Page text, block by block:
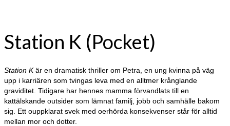
Station K (Pocket)
Station Kär en dramatisk thriller om Petra, en ung kvinna på väg
upp i karriären som tvingas leva med en alltmer krånglande
graviditet. Tidigare har hennes mamma förvandlats till en
kattälskande outsider som lämnat familj, jobb och samhälle bakom
sig. Ett ouppklarat svek med oerhörda konsekvenser står för alltid
mellan mor och dotter.